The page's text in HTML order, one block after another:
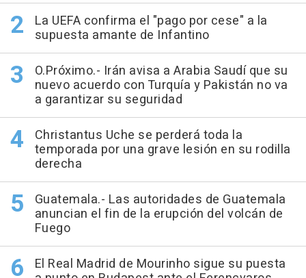
La UEFA confirma el "pago por cese" a la
supuesta amante de Infantino
O.Próximo.- Irán avisa a Arabia Saudí que su
nuevo acuerdo con Turquía y Pakistán no va
a garantizar su seguridad
Christantus Uche se perderá toda la
temporada por una grave lesión en su rodilla
derecha
Guatemala.- Las autoridades de Guatemala
anuncian el fin de la erupción del volcán de
Fuego
El Real Madrid de Mourinho sigue su puesta